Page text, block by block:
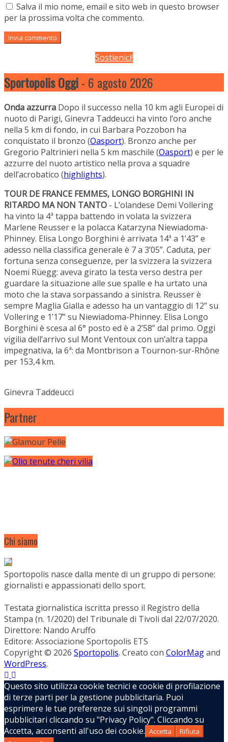
Salva il mio nome, email e sito web in questo browser
per la prossima volta che commento.
Sostienici!
Sportopolis Oggi- 6 agosto 2026
Onda azzurra Dopo il successo nella 10 km agli Europei di
nuoto di Parigi, Ginevra Taddeucci ha vinto l’oro anche
nella 5 km di fondo, in cui Barbara Pozzobon ha
conquistato il bronzo (Oasport). Bronzo anche per
Gregorio Paltrinieri nella 5 km maschile (Oasport) e per le
azzurre del nuoto artistico nella prova a squadre
dell’acrobatico (highlights).
TOUR DE FRANCE FEMMES, LONGO BORGHINI IN
RITARDO MA NON TANTO - L’olandese Demi Vollering
ha vinto la 4ª tappa battendo in volata la svizzera
Marlene Reusser e la polacca Katarzyna Niewiadoma-
Phinney. Elisa Longo Borghini è arrivata 14ª a 1’43” e
adesso nella classifica generale è 7 a 3’05”. Caduta, per
fortuna senza conseguenze, per la svizzera la svizzera
Noemi Rüegg: aveva girato la testa verso destra per
guardare la situazione alle sue spalle e ha urtato una
moto che la stava sorpassando a sinistra. Reusser è
sempre Maglia Gialla e adesso ha un vantaggio di 12” su
Vollering e 1’17” su Niewiadoma-Phinney. Elisa Longo
Borghini è scesa al 6° posto ed è a 2’58” dal primo. Oggi
vigilia dell’arrivo sul Mont Ventoux con un’altra tappa
impegnativa, la 6ª: da Montbrison a Tournon-sur-Rhône
per 153,4 km.
Ginevra Taddeucci
Partner
Chi siamo
Sportopolis nasce dalla mente di un gruppo di persone:
giornalisti e appassionati dello sport.
Testata giornalistica iscritta presso il Registro della
Stampa (n. 1/2020) del Tribunale di Tivoli dal 22/07/2020.
Direttore: Nando Aruffo
Editore: Associazione Sportopolis ETS
Copyright © 2026 Sportopolis. Creato con ColorMagand
WordPress.
Questo sito utilizza cookie tecnici e cookie di profilazione
di terze parti per la gestione pubblicitaria. Puoi
esprimere le tue preferenze sui singoli programmi
pubblicitari cliccando su "Privacy Policy". Cliccando su
Accetta, acconsenti all'uso dei cookie. Accetta
Rifiuta